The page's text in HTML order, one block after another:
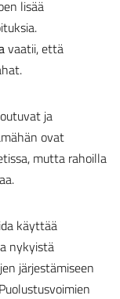
lisää
vaatii, että
ja
ovat
mutta rahoilla
käyttää
nykyistä
järjestämiseen